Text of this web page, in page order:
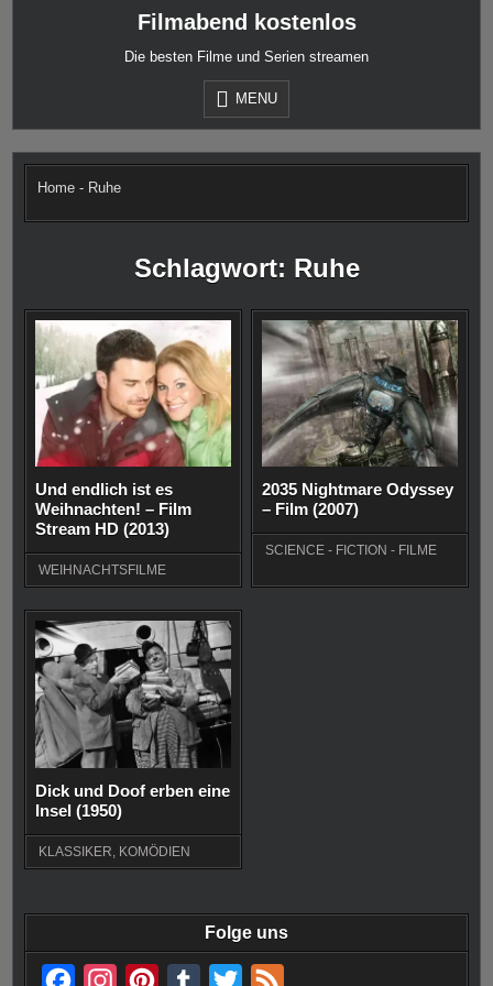
Filmabend kostenlos
Die besten Filme und Serien streamen
MENU
Home - Ruhe
Schlagwort: Ruhe
Und endlich ist es
Weihnachten! – Film
Stream HD (2013)
WEIHNACHTSFILME
2035 Nightmare Odyssey
– Film (2007)
SCIENCE - FICTION - FILME
Dick und Doof erben eine
Insel (1950)
KLASSIKER KOMÖDIEN
Folge uns